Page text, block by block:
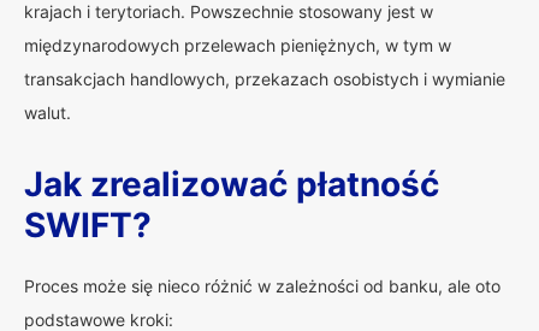
krajach i terytoriach. Powszechnie stosowany jest w
międzynarodowych przelewach pieniężnych, w tym w
transakcjach handlowych, przekazach osobistych i wymianie
walut.
Jak zrealizować płatność
SWIFT?
Proces może się nieco różnić w zależności od banku, ale oto
podstawowe kroki: